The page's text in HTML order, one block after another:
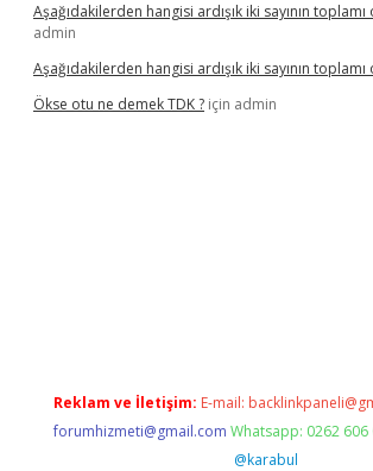
Aşağıdakilerden hangisi ardışık iki sayının toplamı
admin
Aşağıdakilerden hangisi ardışık iki sayının toplamı
Ökse otu ne demek TDK ? için admin
Reklam ve İletişim: E-mail:
forumhizmeti@gmail.com Whatsapp: 0262 606
@karabul